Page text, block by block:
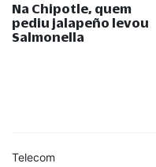
Na Chipotle, quem
pediu jalapeño levou
Salmonella
Telecom